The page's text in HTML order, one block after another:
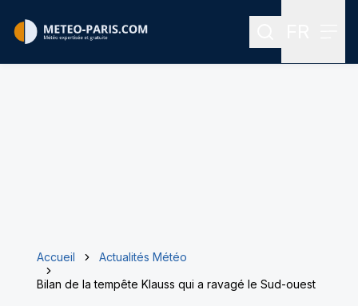
Rechercher
Accueil
Actualités Météo
Bilan de la tempête Klauss qui a ravagé le Sud-ouest